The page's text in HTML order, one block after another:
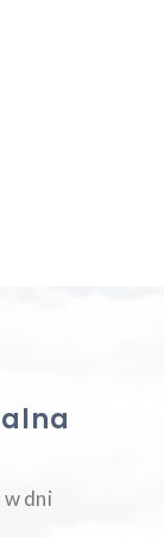
dni